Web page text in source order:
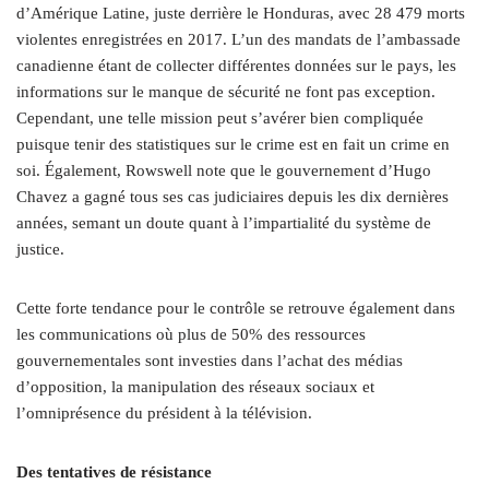
d’Amérique Latine, juste derrière le Honduras, avec 28 479 morts
violentes enregistrées en 2017. L’un des mandats de l’ambassade
canadienne étant de collecter différentes données sur le pays, les
informations sur le manque de sécurité ne font pas exception.
Cependant, une telle mission peut s’avérer bien compliquée
puisque tenir des statistiques sur le crime est en fait un crime en
soi. Également, Rowswell note que le gouvernement d’Hugo
Chavez a gagné tous ses cas judiciaires depuis les dix dernières
années, semant un doute quant à l’impartialité du système de
justice.
Cette forte tendance pour le contrôle se retrouve également dans
les communications où plus de 50% des ressources
gouvernementales sont investies dans l’achat des médias
d’opposition, la manipulation des réseaux sociaux et
l’omniprésence du président à la télévision.
Des tentatives de résistance